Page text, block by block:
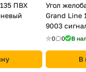
ПВХ
Угол
Grand Line
9003
0 0 В
В